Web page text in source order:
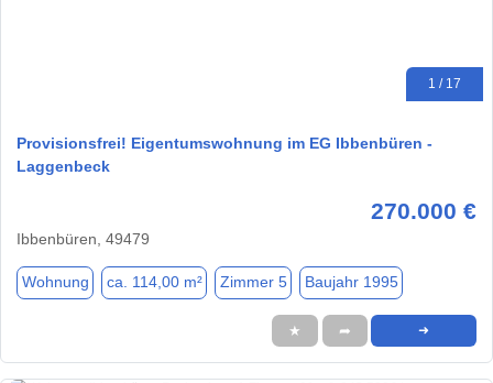
1 / 17
Provisionsfrei! Eigentumswohnung im EG Ibbenbüren -
Laggenbeck
270.000 €
Ibbenbüren, 49479
Wohnung ca. 114,00 m² Zimmer 5 Baujahr 1995
★ ➦ ➜